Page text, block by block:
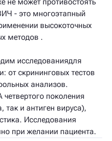
- это многоэтапный
высокоточных
методов .
исследованиядля
от скрининговых тестов
анализов.
поколения
и антиген вируса),
Исследования
при желании пациента.